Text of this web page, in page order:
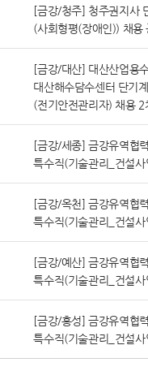
[금강/청주] 청주권지사
(사회형평(장애인)) 채용
[금강/대산] 대산산업용
대산해수담수센터 단기
(전기안전관리자) 채용 2
[금강/세종] 금강유역협
특수직(기술관리_건설사
[금강/옥천] 금강유역협
특수직(기술관리_건설사
[금강/예산] 금강유역협
특수직(기술관리_건설사
[금강/홍성] 금강유역협
특수직(기술관리_건설사